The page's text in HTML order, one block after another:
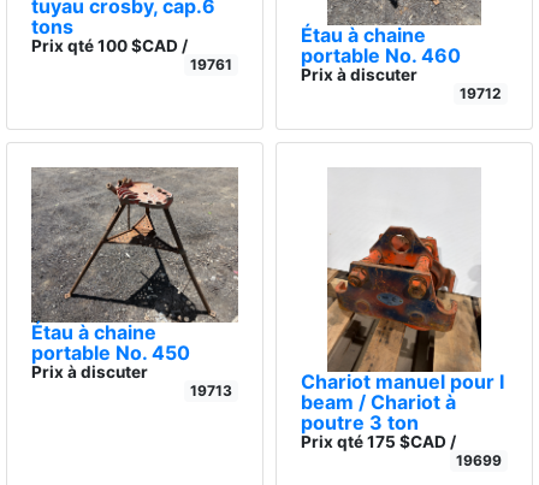
tuyau crosby, cap.6
tons
Prix qté 100 $CAD /
19761
Étau à chaine
portable No. 460
Prix à discuter
19712
Étau à chaine
portable No. 450
Prix à discuter
19713
Chariot manuel pour I
beam / Chariot à
poutre 3 ton
Prix qté 175 $CAD /
19699